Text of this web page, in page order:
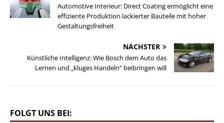
Automotive Interieur: Direct Coating ermöglicht eine
effiziente Produktion lackierter Bauteile mit hoher
Gestaltungsfreiheit
NÄCHSTER
Künstliche Intelligenz: Wie Bosch dem Auto das
Lernen und „kluges Handeln“ beibringen will
FOLGT UNS BEI: